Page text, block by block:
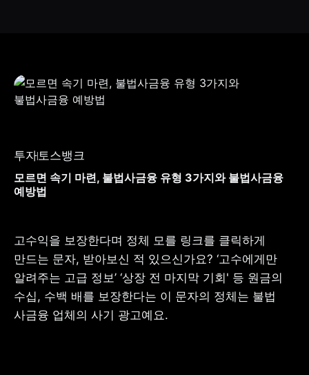
투자토스뱅크
모르면 속기 마련, 불법사금융 유형 3가지와 불법사금융
예방법
고수익을 보장한다며 정체 모를 링크를 클릭하게
만드는 문자, 받아보신 적 있으신가요? ‘고수에게만
알려주는 고급 정보’ ‘상장 전 마지막 기회' 등 원금의
수십, 수백 배를 보장한다는 이 문자의 정체는 불법
사금융 업체의 사기 광고예요.